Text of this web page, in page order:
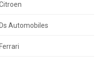
Ds Automobiles
Ferrari